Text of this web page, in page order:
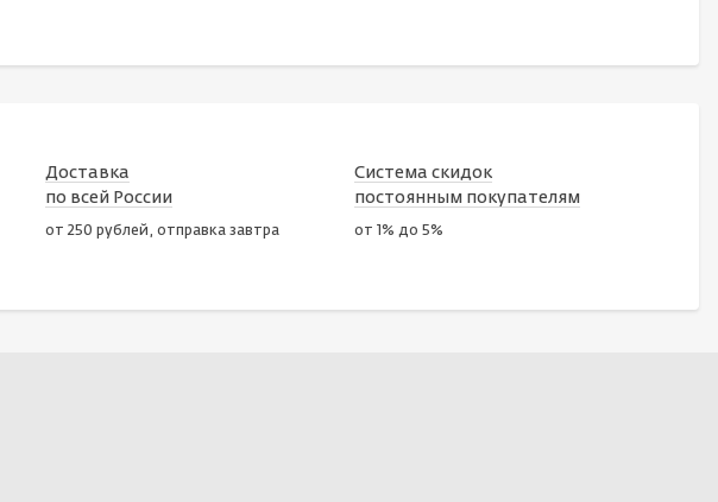
Доставка
по всей России
от 250 рублей, отправка завтра
Система скидок
постоянным покупателям
от 1% до 5%